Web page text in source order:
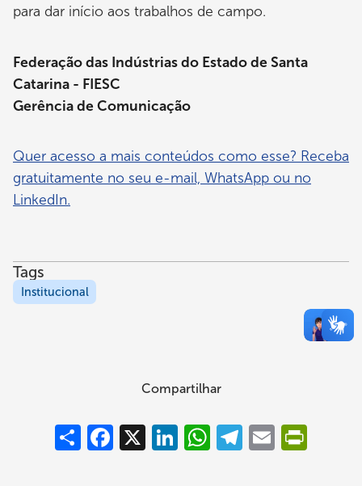
para dar início aos trabalhos de campo.
Federação das Indústrias do Estado de Santa
Catarina - FIESC
Gerência de Comunicação
Quer acesso a mais conteúdos como esse? Receba
gratuitamente no seu e-mail, WhatsApp ou no
LinkedIn.
Tags
Institucional
Compartilhar
Compartilhar
Facebook
X LinkedInWhatsAppTelegram
Email